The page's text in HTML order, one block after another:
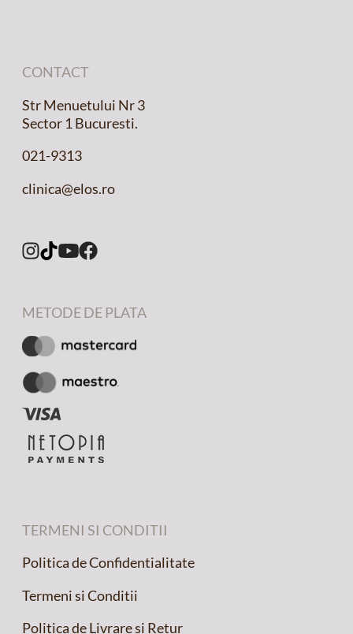
CONTACT
Str Menuetului Nr 3
Sector 1 Bucuresti.
021-9313
clinica@elos.ro
METODE DE PLATA
TERMENI SI CONDITII
Politica de Confidentialitate
Termeni si Conditii
Politica de Livrare si Retur